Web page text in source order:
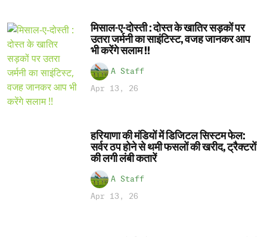
मिसाल-ए-दोस्ती : दोस्त के खातिर सड़कों पर
उतरा जर्मनी का साइंटिस्ट, वजह जानकर आप
भी करेंगे सलाम !!
A Staff
Apr 13, 26
हरियाणा की मंडियों में डिजिटल सिस्टम फेल:
सर्वर ठप होने से थमी फसलों की खरीद, ट्रैक्टरों
की लगी लंबी कतारें
A Staff
Apr 13, 26